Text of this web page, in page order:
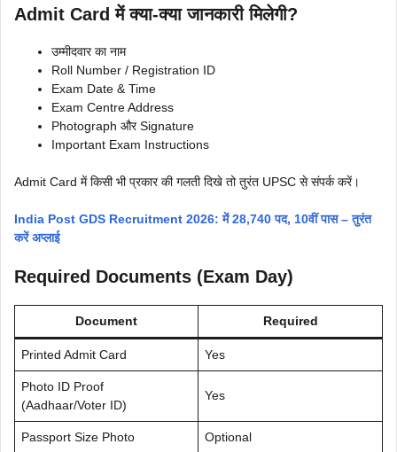
Admit Card में क्या-क्या जानकारी मिलेगी?
उम्मीदवार का नाम
Roll Number / Registration ID
Exam Date & Time
Exam Centre Address
Photograph और Signature
Important Exam Instructions
Admit Card में किसी भी प्रकार की गलती दिखे तो तुरंत UPSC से संपर्क करें।
India Post GDS Recruitment 2026: में 28,740 पद, 10वीं पास – तुरंत
करें अप्लाई
Required Documents (Exam Day)
Document Required
Printed Admit Card Yes
Photo ID Proof
(Aadhaar/Voter ID)
Yes
Passport Size Photo Optional